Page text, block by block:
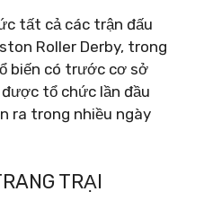
tất cả các trận đấu
Roller Derby, trong
biến có trước cơ sở
tổ chức lần đầu
ra trong nhiều ngày
TRẠI